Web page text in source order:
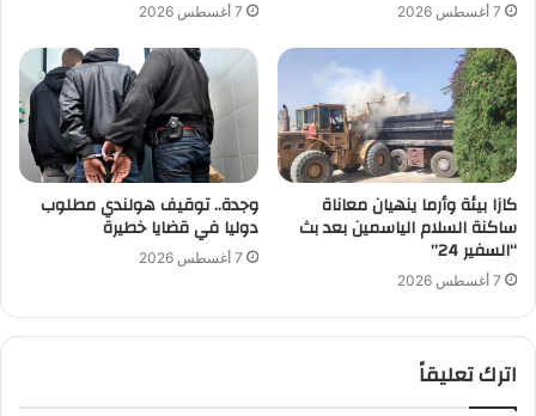
7 أغسطس 2026 7 أغسطس 2026
كازا بيئة وأرما ينهيان معاناة
ساكنة السلام الياسمين بعد بث
“السفير 24”
7 أغسطس 2026
وجدة.. توقيف هولندي مطلوب
دوليا في قضايا خطيرة
7 أغسطس 2026
اترك تعليقاً